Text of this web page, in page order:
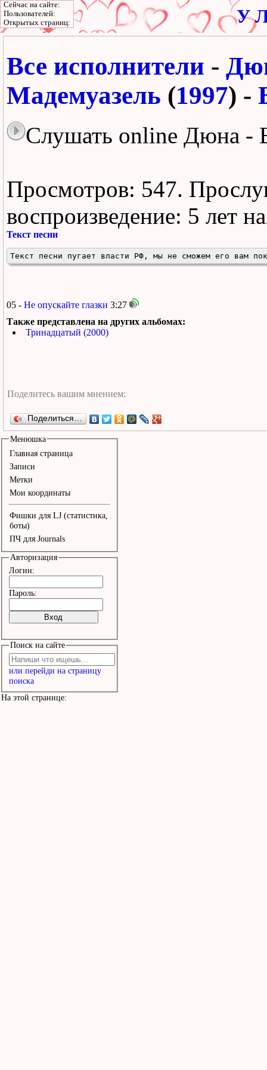
У
Все исполнители -
Мадемуазель (1997) -
Слушать online Дюна -
Просмотров: 547.
воспроизведение: 5 лет
Текст песни
Текст песни пугает власти РФ, мы не сможем его вам
05 - Не опускайте глазки 3:27
Также представлена на других альбомах:
Тринадцатый (2000)
Поделиться…
Менюшка
Главная страница
Записи
Метки
Мои координаты
Фишки для LJ (статистика,
боты)
ПЧ для Journals
Авторизация
Логин:
Пароль:
Поиск на сайте
или перейди на страницу
поиска
На этой странице:
Сейчас на сайте:
Пользователей:
Открытых страниц: